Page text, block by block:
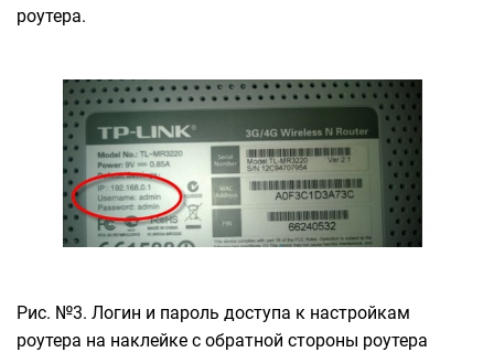
роутера.
Рис. №3. Логин и пароль доступа к настройкам
роутера на наклейке с обратной стороны роутера